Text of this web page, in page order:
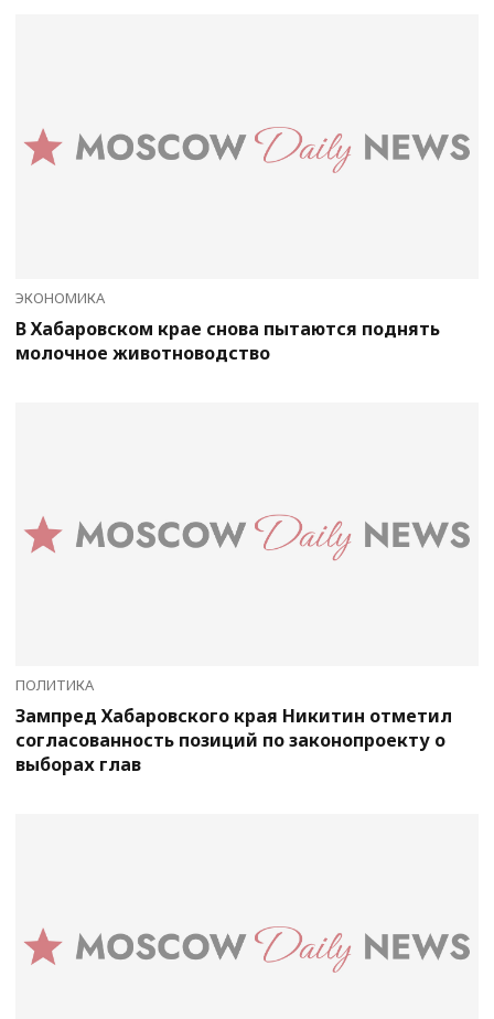
ЭКОНОМИКА
В Хабаровском крае снова пытаются поднять
молочное животноводство
ПОЛИТИКА
Зампред Хабаровского края Никитин отметил
согласованность позиций по законопроекту о
выборах глав